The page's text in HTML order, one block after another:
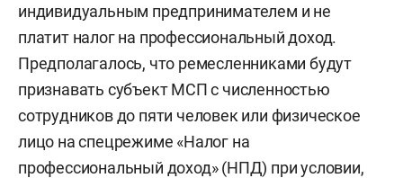
индивидуальным предпринимателем и не
платит налог на профессиональный доход.
Предполагалось, что ремесленниками будут
признавать субъект МСП с численностью
сотрудников до пяти человек или физическое
лицо на спецрежиме «Налог на
профессиональный доход» (НПД) при условии,